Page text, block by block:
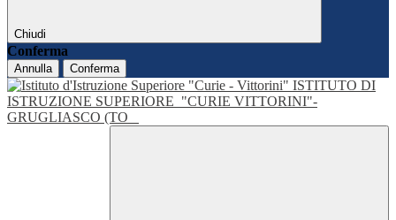
Chiudi
Conferma
Annulla Conferma
ISTITUTO DI
ISTRUZIONE SUPERIORE "CURIE VITTORINI"-
GRUGLIASCO (TO